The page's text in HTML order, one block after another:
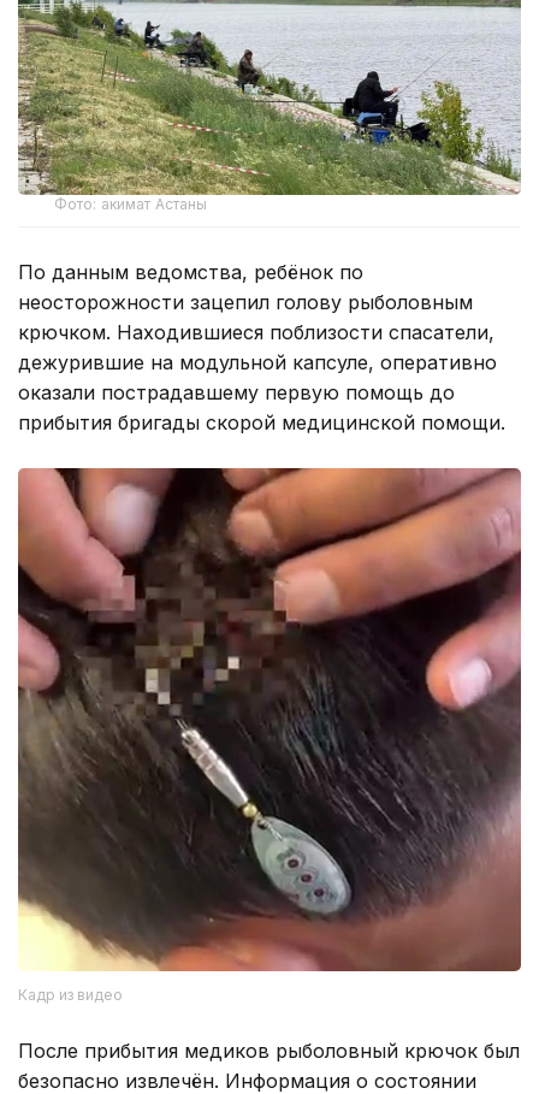
Фото: акимат Астаны
По данным ведомства, ребёнок по
неосторожности зацепил голову рыболовным
крючком. Находившиеся поблизости спасатели,
дежурившие на модульной капсуле, оперативно
оказали пострадавшему первую помощь до
прибытия бригады скорой медицинской помощи.
Кадр из видео
После прибытия медиков рыболовный крючок был
безопасно извлечён. Информация о состоянии